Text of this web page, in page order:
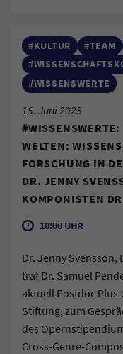
#KULTUR #TEAM
#WISSENSWERTE
15. Juni 2023
WELTEN:
FORSCHUNG IN
DR. JENNY
KOMPONISTEN
10:00 UHR
Dr. Jenny
traf Dr. Samuel
aktuell Postdoc
Stiftung, zum
des
Cross-Genre-